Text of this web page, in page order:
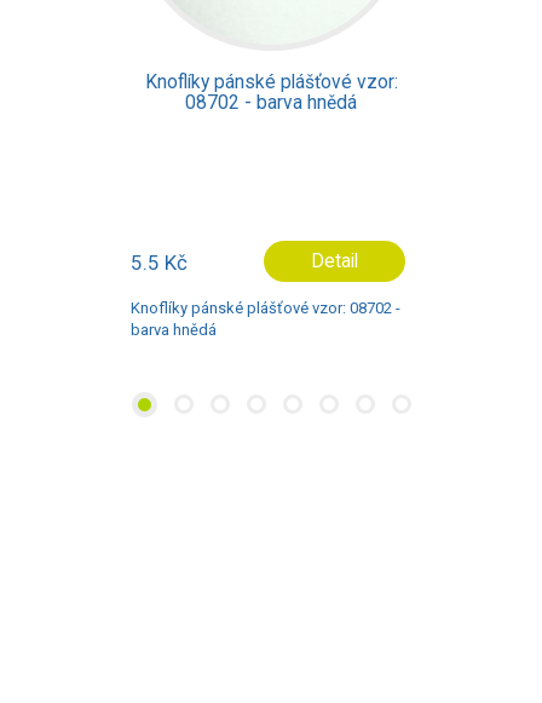
plášťové vzor:
Detail
plášťové vzor: 08702 -